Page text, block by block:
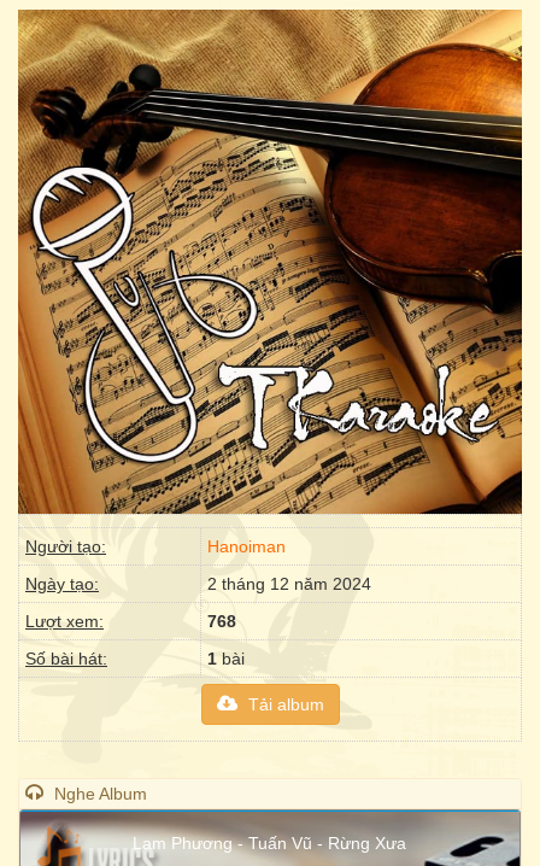
Người tạo:
Hanoiman
Ngày tạo:
2 tháng 12 năm 2024
Lượt xem:
768
Số bài hát:
1 bài
Tải album
Nghe Album
Lam Phương - Tuấn Vũ - Rừng Xưa